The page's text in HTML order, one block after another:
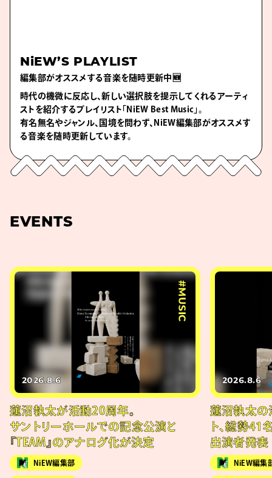
NiEW’S PLAYLIST
編集部がオススメする音楽を随時更新中🆕
時代の機微に反応し、新しい選択肢を提示してくれるアーティ
ストを紹介するプレイリスト「NiEW Best Music」。
有名無名やジャンル、国境を問わず、NiEW編集部がオススメす
る音楽を随時更新しています。
EVENTS
#MUSIC
2026.8.6
蓮沼執太が活動20周年。
サントリーホールでの記念公演と
『TEAM』のアナログ化が決定
NiEW編集部
2026.8.6
蓮沼執太の
ト、総勢41
出演者発表
NiEW編集